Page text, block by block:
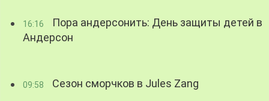
16:16
Пора андерсонить: День защиты детей в
Андерсон
09:58 Сезон сморчков в Jules Zang